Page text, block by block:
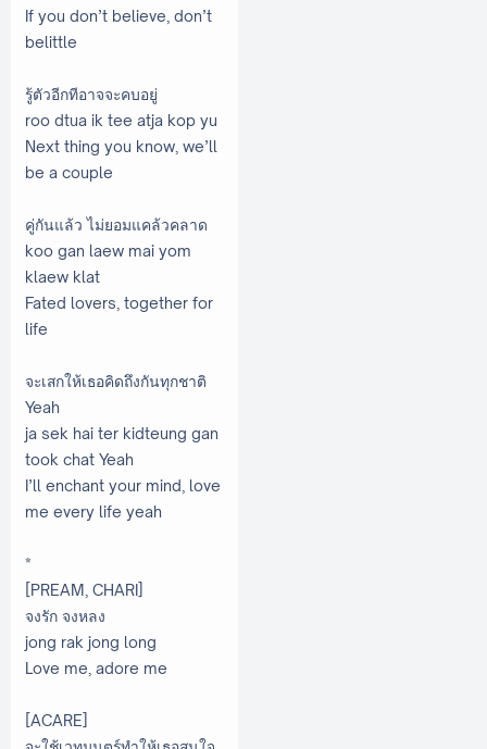
If you don’t believe, don’t
belittle
รู้ตัวอีกทีอาจจะคบอยู่
roo dtua ik tee atja kop yu
Next thing you know, we’ll
be a couple
คู่กันแล้ว ไม่ยอมแคล้วคลาด
koo gan laew mai yom
klaew klat
Fated lovers, together for
life
จะเสกให้เธอคิดถึงกันทุกชาติ
Yeah
ja sek hai ter kidteung gan
took chat Yeah
I’ll enchant your mind, love
me every life yeah
*
[PREAM, CHARI]
จงรัก จงหลง
jong rak jong long
Love me, adore me
[ACARE]